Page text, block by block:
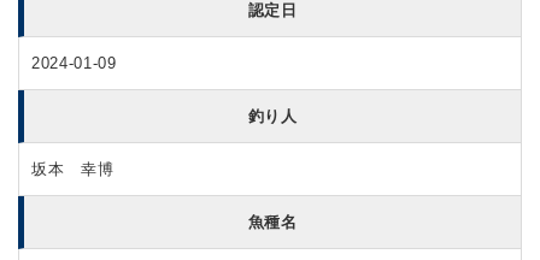
認定日
2024-01-09
釣り人
坂本 幸博
魚種名